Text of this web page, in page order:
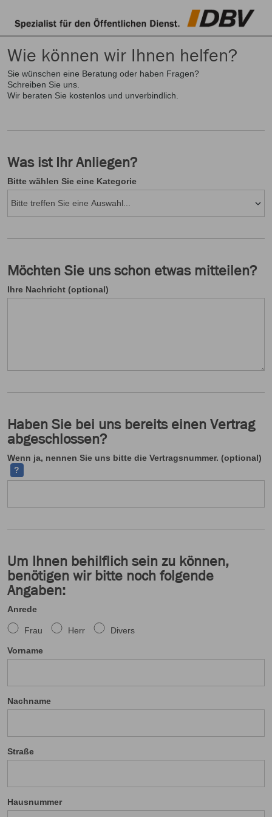
Wie können wir Ihnen helfen?
Sie wünschen eine Beratung oder haben Fragen?
Schreiben Sie uns.
Wir beraten Sie kostenlos und unverbindlich.
Was ist Ihr Anliegen?
Bitte wählen Sie eine Kategorie
Möchten Sie uns schon etwas mitteilen?
Ihre Nachricht (optional)
Haben Sie bei uns bereits einen Vertrag
abgeschlossen?
Wenn ja, nennen Sie uns bitte die Vertragsnummer. (optional)
?
Um Ihnen behilflich sein zu können,
benötigen wir bitte noch folgende
Angaben:
Anrede
Frau Herr Divers
Vorname
Nachname
Straße
Hausnummer